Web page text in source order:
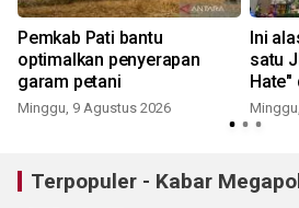
Pemkab Pati bantu
optimalkan penyerapan
garam petani
Minggu, 9 Agustus 2026
Ini
satu
Hate"
Terpopuler - Kabar